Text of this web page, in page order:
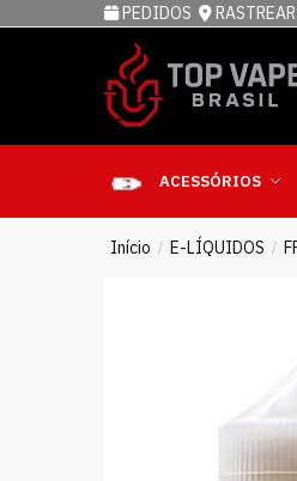
PEDIDOS
ACESSÓRIOS
Início / E-LÍQUIDOS /